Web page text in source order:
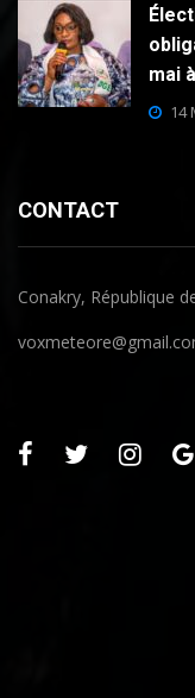
mai
14
CONTACT
Conakry, République